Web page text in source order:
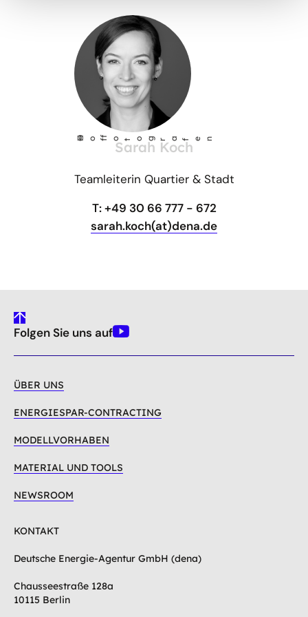
©
Ho f
fotog r
a fen
Sarah Koch
Teamleiterin Quartier & Stadt
T: +49 30 66 777 - 672
sarah.koch(at)dena.de
gehe
nach
Folgen Sie uns aufYoutube
ÜBER UNS
ENERGIESPAR-CONTRACTING
MODELLVORHABEN
MATERIAL UND TOOLS
NEWSROOM
KONTAKT
Deutsche Energie-Agentur GmbH (dena)
Chausseestraße 128a
10115 Berlin